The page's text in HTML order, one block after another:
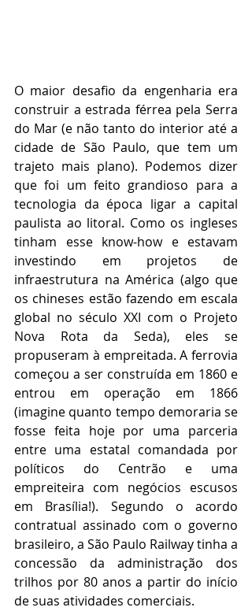
O maior desafio da engenharia era
construir a estrada férrea pela Serra
do Mar (e não tanto do interior até a
cidade de São Paulo, que tem um
trajeto mais plano). Podemos dizer
que foi um feito grandioso para a
tecnologia da época ligar a capital
paulista ao litoral. Como os ingleses
tinham esse know-how e estavam
investindo em projetos de
infraestrutura na América (algo que
os chineses estão fazendo em escala
global no século XXI com o Projeto
Nova Rota da Seda), eles se
propuseram à empreitada. A ferrovia
começou a ser construída em 1860 e
entrou em operação em 1866
(imagine quanto tempo demoraria se
fosse feita hoje por uma parceria
entre uma estatal comandada por
políticos do Centrão e uma
empreiteira com negócios escusos
em Brasília!). Segundo o acordo
contratual assinado com o governo
brasileiro, a São Paulo Railway tinha a
concessão da administração dos
trilhos por 80 anos a partir do início
de suas atividades comerciais.